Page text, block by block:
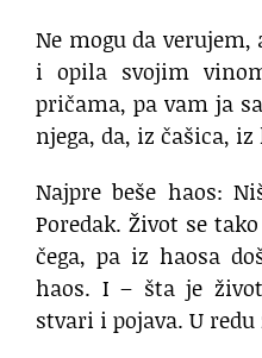
Ne mogu da
i opila svojim
pričama, pa vam ja
njega, da, iz čašica,
Najpre beše haos:
Poredak. Život se
čega, pa iz haosa
haos. I – šta je
stvari i pojava. U redu